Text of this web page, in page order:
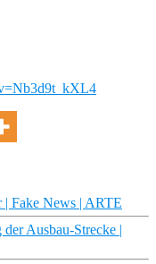
| Fake News | ARTE
Ausbau-Strecke |